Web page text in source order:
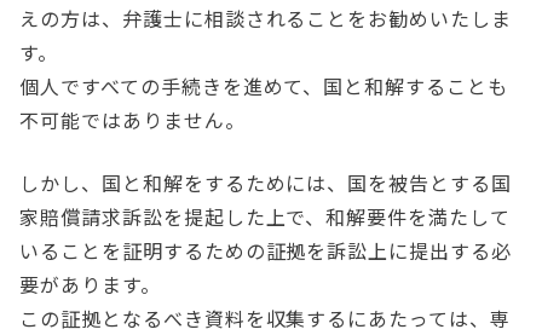
えの方は、弁護士に相談されることをお勧めいたしま
す。
個人ですべての手続きを進めて、国と和解することも
不可能ではありません。
しかし、国と和解をするためには、国を被告とする国
家賠償請求訴訟を提起した上で、和解要件を満たして
いることを証明するための証拠を訴訟上に提出する必
要があります。
この証拠となるべき資料を収集するにあたっては、専